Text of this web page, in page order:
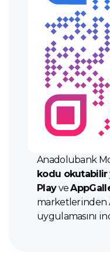
Anadolubank
kodu okutabilir
Playve
marketlerinden
uygulamasını